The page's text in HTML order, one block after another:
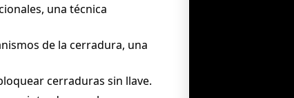
una técnica
de la cerradura, una
cerraduras sin llave.